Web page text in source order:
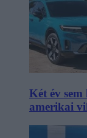
Két év
amerikai